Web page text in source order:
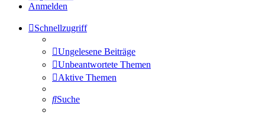
Anmelden
Schnellzugriff
Ungelesene Beiträge
Unbeantwortete Themen
Aktive Themen
Suche